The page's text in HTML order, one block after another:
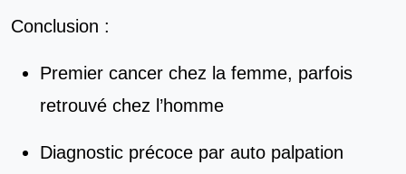
Conclusion :
Premier cancer chez la femme, parfois
retrouvé chez l’homme
Diagnostic précoce par auto palpation